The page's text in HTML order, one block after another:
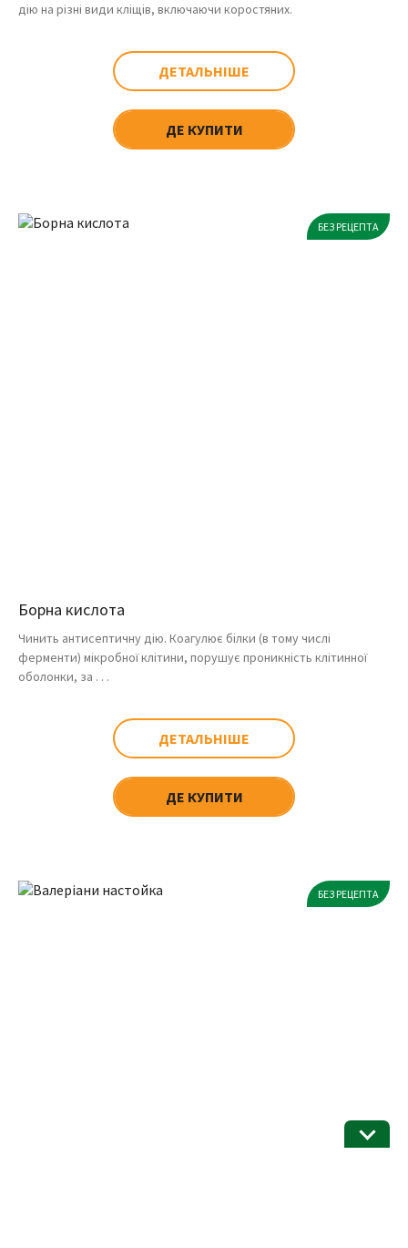
дію на різні види кліщів, включаючи коростяних.
ДЕТАЛЬНІШЕ
ДЕ КУПИТИ
БЕЗ РЕЦЕПТА
Борна кислота
Чинить антисептичну дію. Коагулює білки (в тому числі
ферменти) мікробної клітини, порушує проникність клітинної
оболонки, за . . .
ДЕТАЛЬНІШЕ
ДЕ КУПИТИ
БЕЗ РЕЦЕПТА